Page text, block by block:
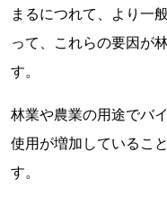
まるにつれて、より一
って、これらの要因が
す。
林業や農業の用途でバ
使用が増加しているこ
す。